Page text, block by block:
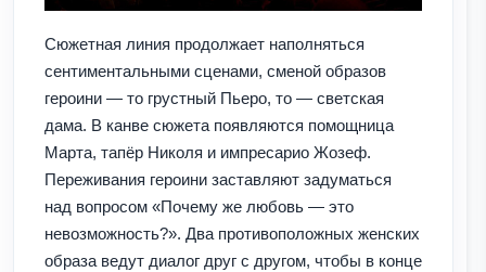
Сюжетная линия продолжает наполняться
сентиментальными сценами, сменой образов
героини — то грустный Пьеро, то — светская
дама. В канве сюжета появляются помощница
Марта, тапёр Николя и импресарио Жозеф.
Переживания героини заставляют задуматься
над вопросом «Почему же любовь — это
невозможность?». Два противоположных женских
образа ведут диалог друг с другом, чтобы в конце